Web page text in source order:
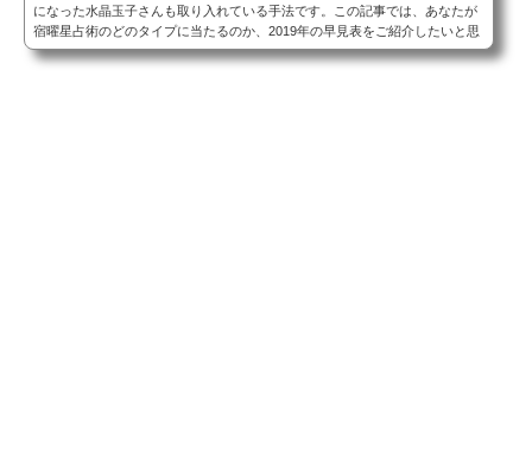
になった水晶玉子さんも取り入れている手法です。この記事では、あなたが
宿曜星占術のどのタイプに当たるのか、2019年の早見表をご紹介したいと思
います。もちろんこの宿曜星占術は水晶玉子さ...